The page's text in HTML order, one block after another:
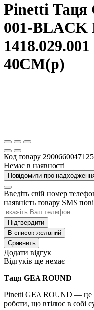
Pinetti Таця
001-BLACK
1418.029.001
40CM(р)
Код товару 2900660047125
Немає в наявності
Повідомити про
Введіть свій номер
наявність товару SMS
Підтвердити
В список желаний
Сравнить
Додати відгук
Відгуків ще немає
Таця GEA ROUND
Pinetti GЕA ROUND — це
роботи, що втілює в собі